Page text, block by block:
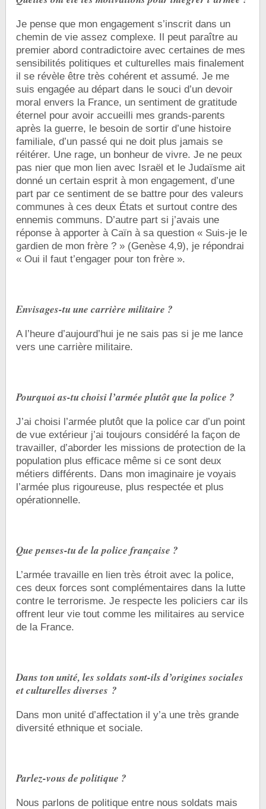
Je pense que mon engagement s’inscrit dans un
chemin de vie assez complexe. Il peut paraître au
premier abord contradictoire avec certaines de mes
sensibilités politiques et culturelles mais finalement
il se révèle être très cohérent et assumé. Je me
suis engagée au départ dans le souci d’un devoir
moral envers la France, un sentiment de gratitude
éternel pour avoir accueilli mes grands-parents
après la guerre, le besoin de sortir d’une histoire
familiale, d’un passé qui ne doit plus jamais se
réitérer. Une rage, un bonheur de vivre. Je ne peux
pas nier que mon lien avec Israël et le Judaïsme ait
donné un certain esprit à mon engagement, d’une
part par ce sentiment de se battre pour des valeurs
communes à ces deux États et surtout contre des
ennemis communs. D’autre part si j’avais une
réponse à apporter à Caïn à sa question « Suis-je le
gardien de mon frère ? » (Genèse 4,9), je répondrai
« Oui il faut t’engager pour ton frère ».
Envisages-tu une carrière militaire ?
A l’heure d’aujourd’hui je ne sais pas si je me lance
vers une carrière militaire.
Pourquoi as-tu choisi l’armée plutôt que la police ?
J’ai choisi l’armée plutôt que la police car d’un point
de vue extérieur j’ai toujours considéré la façon de
travailler, d’aborder les missions de protection de la
population plus efficace même si ce sont deux
métiers différents. Dans mon imaginaire je voyais
l’armée plus rigoureuse, plus respectée et plus
opérationnelle.
Que penses-tu de la police française ?
L’armée travaille en lien très étroit avec la police,
ces deux forces sont complémentaires dans la lutte
contre le terrorisme. Je respecte les policiers car ils
offrent leur vie tout comme les militaires au service
de la France.
Dans ton unité, les soldats sont-ils d’origines sociales
et culturelles diverses ?
Dans mon unité d’affectation il y’a une très grande
diversité ethnique et sociale.
Parlez-vous de politique ?
Nous parlons de politique entre nous soldats mais